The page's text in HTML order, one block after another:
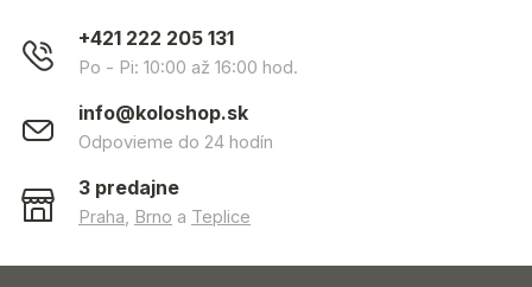
+421 222 205 131
Po - Pi: 10:00 až 16:00 hod.
info@koloshop.sk
Odpovieme do 24 hodín
3 predajne
Praha Brno a Teplice